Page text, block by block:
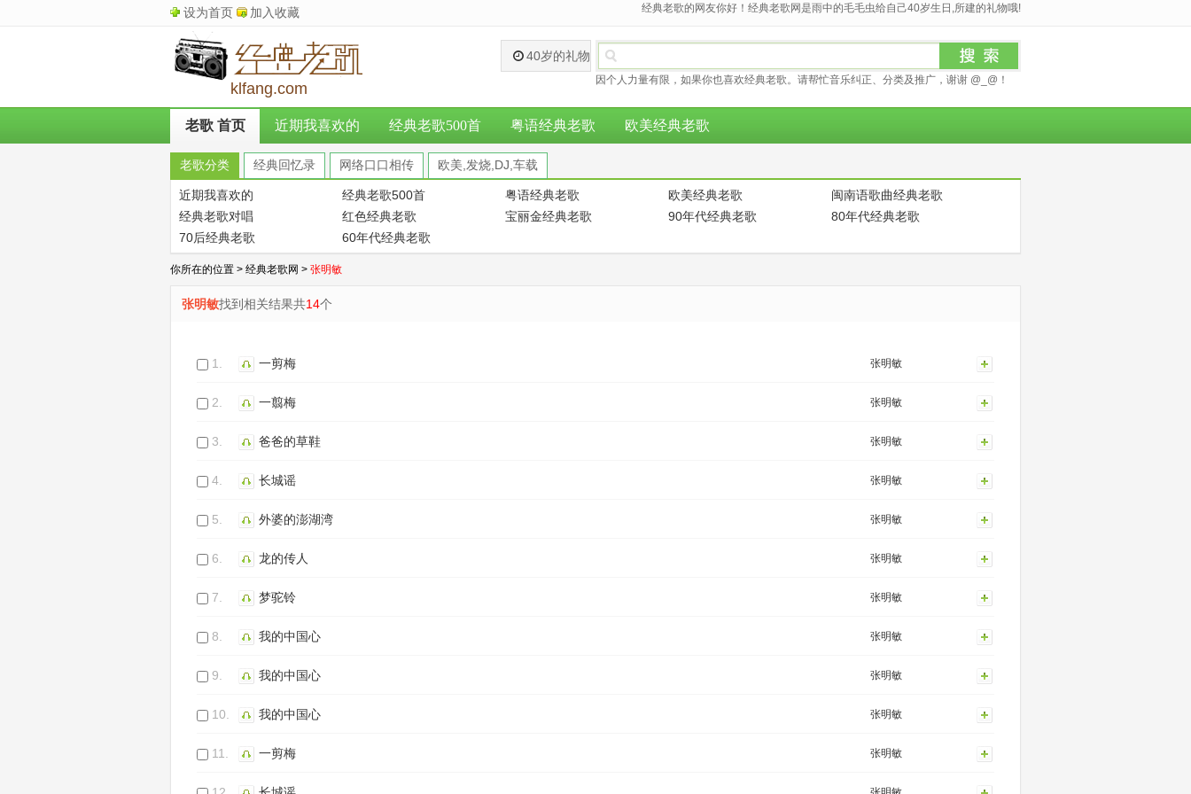
设为首页 加入收藏 经典老歌的网友你好！经典老歌网是雨中的毛毛虫给自己40岁生日,所建的礼物哦!
klfang.com
40岁的礼物
因个人力量有限，如果你也喜欢经典老歌。请帮忙音乐纠正、分类及推广，谢谢 @_@！
老歌 首页 近期我喜欢的 经典老歌500首 粤语经典老歌 欧美经典老歌
老歌分类 经典回忆录 网络口口相传 欧美,发烧,DJ,车载
近期我喜欢的 经典老歌500首 粤语经典老歌 欧美经典老歌
闽南语歌曲经典老歌
经典老歌对唱
红色经典老歌 宝丽金经典老歌 90年代经典老歌
80年代经典老歌
70后经典老歌
60年代经典老歌
你所在的位置 > 经典老歌网 > 张明敏
张明敏找到相关结果共14个
1. 一剪梅 张明敏
2. 一翦梅 张明敏
3. 爸爸的草鞋 张明敏
4. 长城谣 张明敏
5. 外婆的澎湖湾 张明敏
6. 龙的传人 张明敏
7. 梦驼铃 张明敏
8. 我的中国心 张明敏
9. 我的中国心 张明敏
10. 我的中国心 张明敏
11. 一剪梅 张明敏